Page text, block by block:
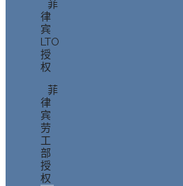
菲
律
宾
LTO
授
权
菲
律
宾
劳
工
部
授
权